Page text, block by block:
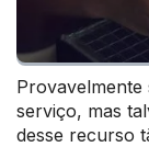
Provavelmente
serviço, mas
desse recurso